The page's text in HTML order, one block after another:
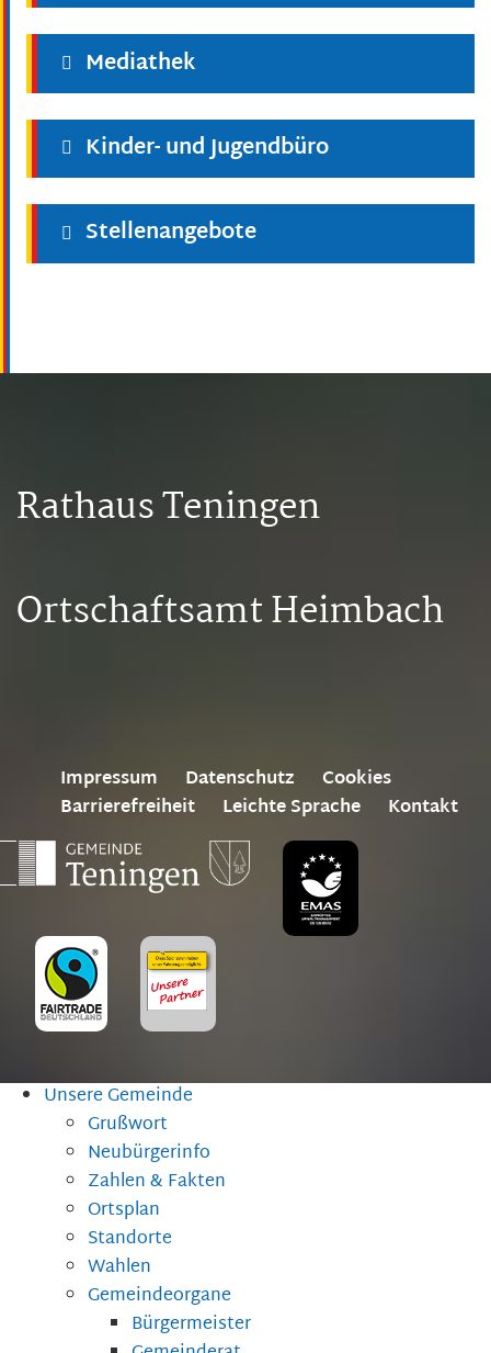
Mediathek
Kinder- und Jugendbüro
Stellenangebote
Rathaus Teningen
Ortschaftsamt Heimbach
Impressum Datenschutz
Cookies
Barrierefreiheit
Leichte Sprache Kontakt
Unsere Gemeinde
Grußwort
Neubürgerinfo
Zahlen & Fakten
Ortsplan
Standorte
Wahlen
Gemeindeorgane
Bürgermeister